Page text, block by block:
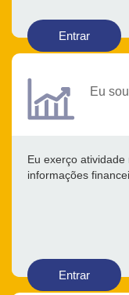
Entrar
Eu
Eu exerço
informações
Entrar